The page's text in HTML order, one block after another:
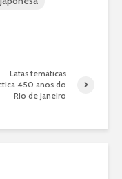
Latas temáticas
450 anos do
Rio de Janeiro